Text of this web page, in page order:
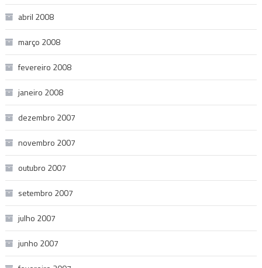
abril 2008
março 2008
fevereiro 2008
janeiro 2008
dezembro 2007
novembro 2007
outubro 2007
setembro 2007
julho 2007
junho 2007